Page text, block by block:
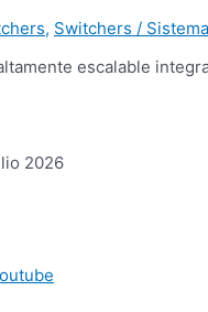
, Switchers /
escalable
2026